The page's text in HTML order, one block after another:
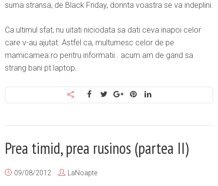
suma stransa, de Black Friday, dorinta voastra se va indeplini.
Ca ultimul sfat, nu uitati niciodata sa dati ceva inapoi celor
care v-au ajutat. Astfel ca, multumesc celor de pe
mamicamea.ro pentru informatii.. acum am de gand sa
strang bani pt laptop.
Prea timid, prea rusinos (partea II)
09/08/2012 LaNoapte